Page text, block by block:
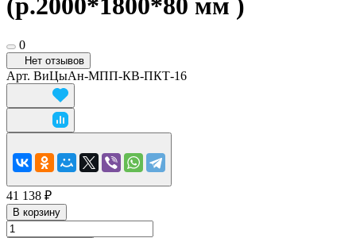
(р.2000*1800*80 мм )
0
Нет отзывов
Арт. ВиЦыАн-МПП-КВ-ПКТ-16
41 138 ₽
В корзину